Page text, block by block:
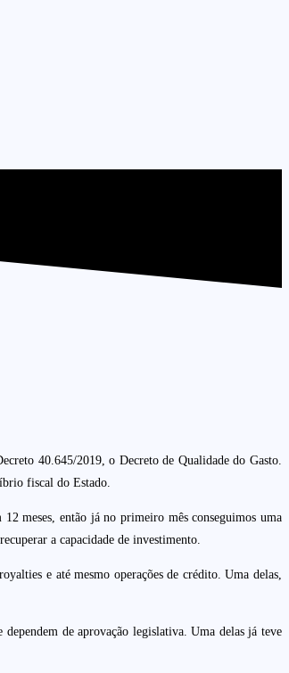
40.645/2019, o Decreto de Qualidade do Gasto.
fiscal do Estado.
meses, então já no primeiro mês conseguimos uma
a capacidade de investimento.
e até mesmo operações de crédito. Uma delas,
de aprovação legislativa. Uma delas já teve